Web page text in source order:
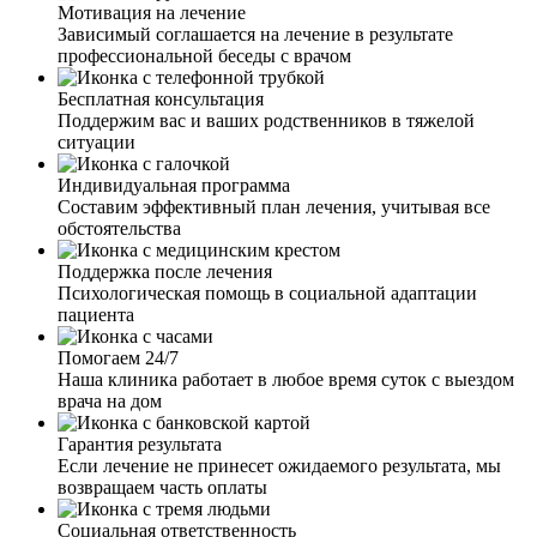
Я давно хотела закодироваться от алкоголя, но что-то
останавливало меня. Смущение, стыд ехать в клинику и
признавать, что я алкоголичка. Позвонив вам и узнав,
что это все анонимно и можно вызвать врача и сделать
кодирование на дому, я тут же согласилась. Врач
приехал, мы с ним ещё раз обсудили, выбрали метод
кодирования. Врач сделал процедуру, дал рекомендации.
Я очень довольна результатом. Срок кодирования уже
истек два месяца назад, но желания выпить у меня так и
нет. Не знаю, может, это ещё так разговор с врачом на
меня повлиял. Уж очень хороший и отзывчивый доктор.
Муж как-то кодировался уже, но ему не помогло. Теперь
он скептически смотрел на такого рода процедуру.
Очередной его запой закончился дебошем в магазине,
уехал на 15 суток, дали штраф за разбитую витрину. Я в
декрете и помощи в финансах нет. Приехав домой, я
уговорила его хотя бы позвонить и узнать о методах
кодирования. Я слышала его разговор с вашим
Мотивация на лечение
Зависимый соглашается на лечение в результате
профессиональной беседы с врачом
Бесплатная консультация
Поддержим вас и ваших родственников в тяжелой
ситуации
Индивидуальная программа
Составим эффективный план лечения, учитывая все
обстоятельства
Поддержка после лечения
Психологическая помощь в социальной адаптации
пациента
Помогаем 24/7
Наша клиника работает в любое время суток с выездом
врача на дом
Гарантия результата
Если лечение не принесет ожидаемого результата, мы
возвращаем часть оплаты
Социальная ответственность